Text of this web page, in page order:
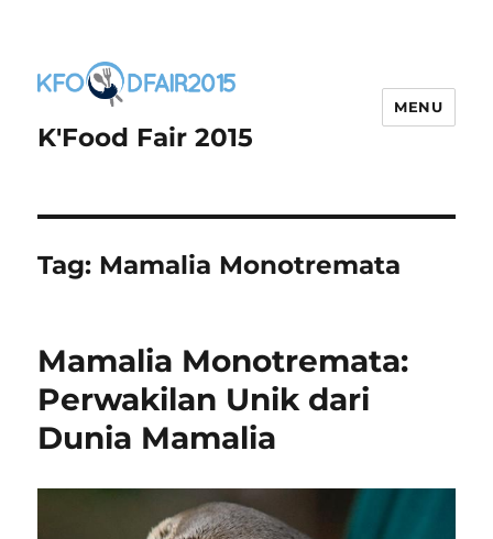
K'Food Fair 2015
MENU
Tag: Mamalia Monotremata
Mamalia Monotremata:
Perwakilan Unik dari
Dunia Mamalia